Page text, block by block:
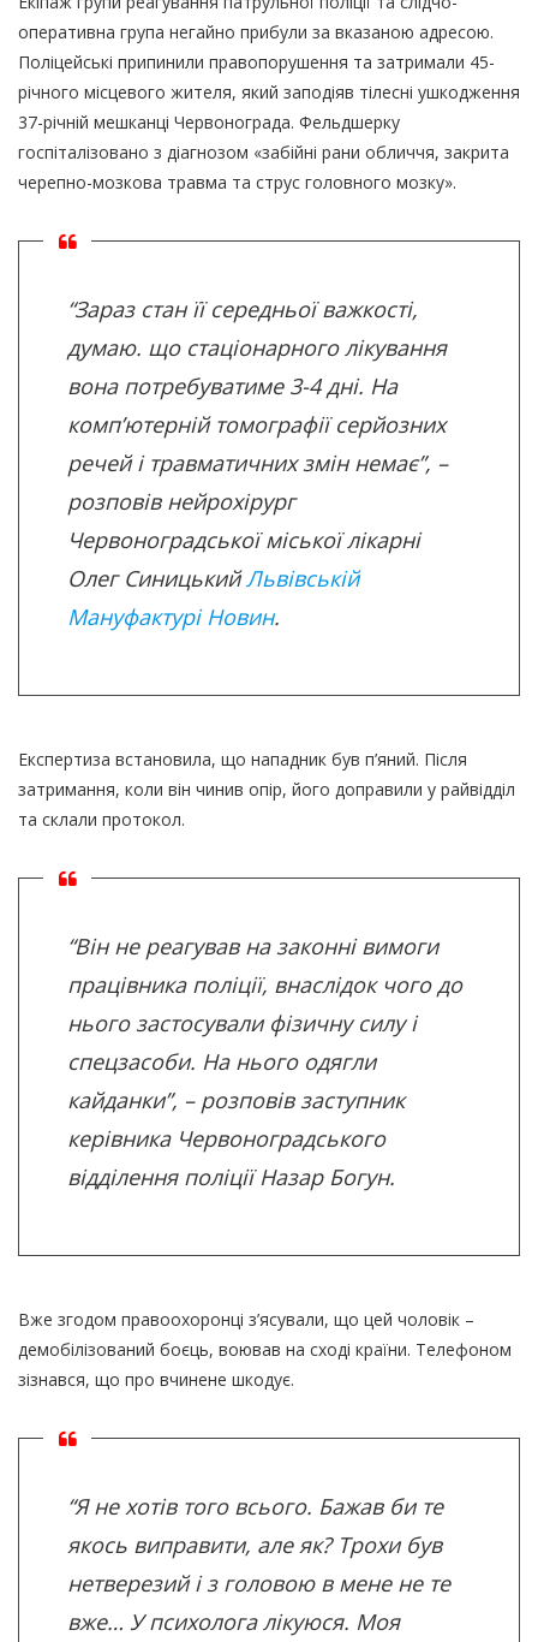
оперативна група негайно прибули за вказаною адресою.
Поліцейські припинили правопорушення та затримали 45-
річного місцевого жителя, який заподіяв тілесні ушкодження
37-річній мешканці Червонограда. Фельдшерку
госпіталізовано з діагнозом «забійні рани обличчя, закрита
черепно-мозкова травма та струс головного мозку».
“Зараз стан її середньої важкості,
думаю. що стаціонарного лікування
вона потребуватиме 3-4 дні. На
комп’ютерній томографії серйозних
речей і травматичних змін немає”, –
розповів нейрохірург
Червоноградської міської лікарні
Олег СиницькийЛьвівській
Мануфактурі Новин.
Експертиза встановила, що нападник був п’яний. Після
затримання, коли він чинив опір, його доправили у райвідділ
та склали протокол.
“Він не реагував на законні вимоги
працівника поліції, внаслідок чого до
нього застосували фізичну силу і
спецзасоби. На нього одягли
кайданки”, – розповів заступник
керівника Червоноградського
відділення поліції Назар Богун.
Вже згодом правоохоронці з’ясували, що цей чоловік –
демобілізований боєць, воював на сході країни. Телефоном
зізнався, що про вчинене шкодує.
“Я не хотів того всього. Бажав би те
якось виправити, але як? Трохи був
нетверезий і з головою в мене не те
вже… У психолога лікуюся. Моя